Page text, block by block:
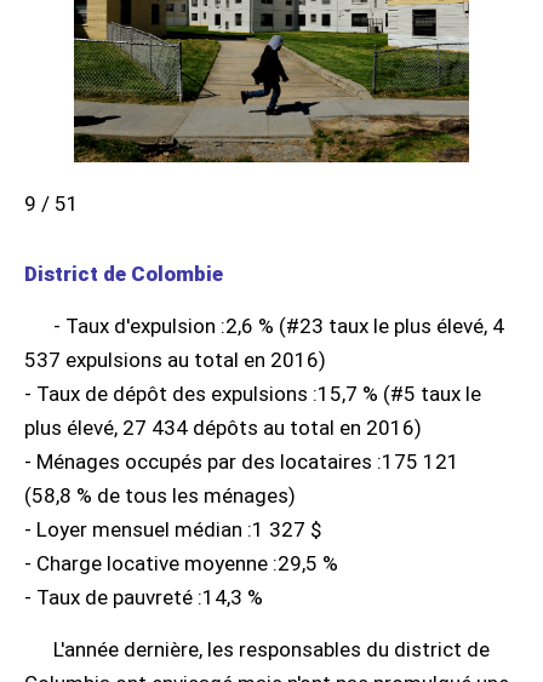
9 / 51
District de Colombie
- Taux d'expulsion :2,6 % (#23 taux le plus élevé, 4
537 expulsions au total en 2016)
- Taux de dépôt des expulsions :15,7 % (#5 taux le
plus élevé, 27 434 dépôts au total en 2016)
- Ménages occupés par des locataires :175 121
(58,8 % de tous les ménages)
- Loyer mensuel médian :1 327 $
- Charge locative moyenne :29,5 %
- Taux de pauvreté :14,3 %
L'année dernière, les responsables du district de